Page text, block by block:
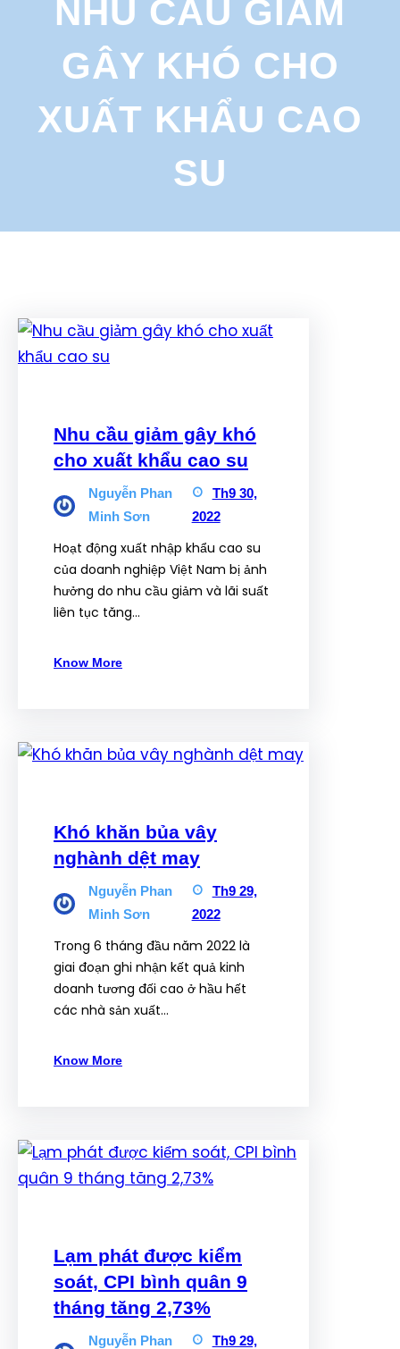
h
NHU CẦU GIẢM
GÂY KHÓ CHO
XUẤT KHẨU CAO
SU
Nhu cầu giảm gây khó
cho xuất khẩu cao su
Nguyễn Phan
Minh Sơn
Th9 30,
2022
Hoạt động xuất nhập khẩu cao su
của doanh nghiệp Việt Nam bị ảnh
hưởng do nhu cầu giảm và lãi suất
liên tục tăng…
Know More
Khó khăn bủa vây
nghành dệt may
Nguyễn Phan
Minh Sơn
Th9 29,
2022
Trong 6 tháng đầu năm 2022 là
giai đoạn ghi nhận kết quả kinh
doanh tương đối cao ở hầu hết
các nhà sản xuất…
Know More
Lạm phát được kiểm
soát, CPI bình quân 9
tháng tăng 2,73%
Nguyễn Phan
Th9 29,